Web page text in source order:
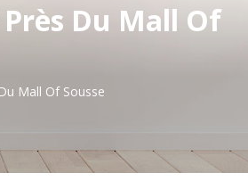
Du Mall Of
Mall Of Sousse